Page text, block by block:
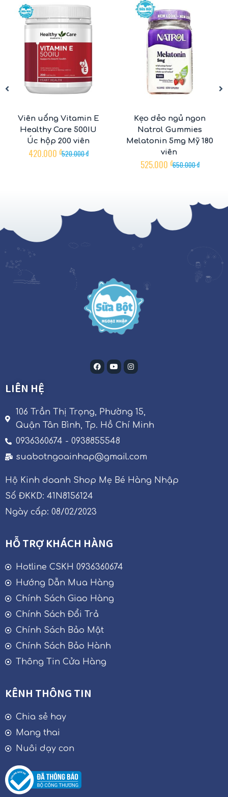
Viên uống Vitamin E
Healthy Care 500IU
Úc hộp 200 viên
520.000₫
420.000 ₫
Kẹo dẻo ngủ ngon
Natrol Gummies
Melatonin 5mg Mỹ 180
viên
650.000₫
525.000 ₫
LIÊN HỆ
106 Trần Thị Trọng, Phường 15,
Quận Tân Bình, Tp. Hồ Chí Minh
0936360674 - 0938855548
suabotngoainhap@gmail.com
Hộ Kinh doanh Shop Mẹ Bé Hàng Nhập
Số ĐKKD: 41N8156124
Ngày cấp: 08/02/2023
HỖ TRỢ KHÁCH HÀNG
Hotline CSKH 0936360674
Hướng Dẫn Mua Hàng
Chính Sách Giao Hàng
Chính Sách Đổi Trả
Chính Sách Bảo Mật
Chính Sách Bảo Hành
Thông Tin Cửa Hàng
KÊNH THÔNG TIN
Chia sẻ hay
Mang thai
Nuôi dạy con